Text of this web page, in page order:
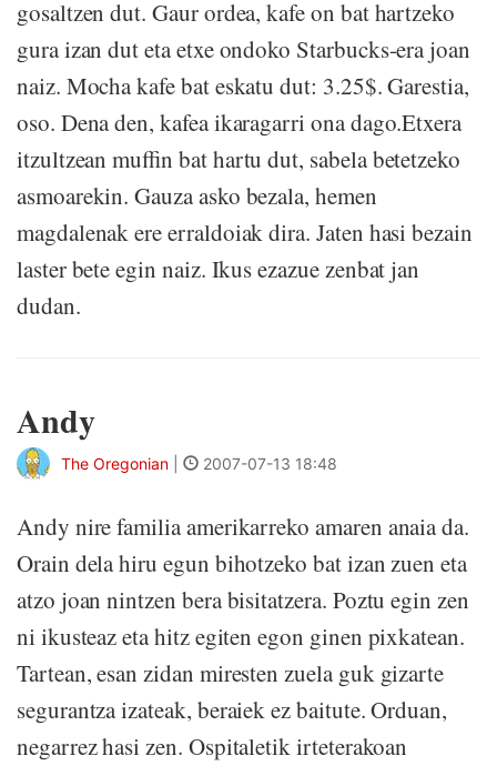
gosaltzen dut. Gaur ordea, kafe on bat hartzeko
gura izan dut eta etxe ondoko Starbucks-era joan
naiz. Mocha kafe bat eskatu dut: 3.25$. Garestia,
oso. Dena den, kafea ikaragarri ona dago.Etxera
itzultzean muffin bat hartu dut, sabela betetzeko
asmoarekin. Gauza asko bezala, hemen
magdalenak ere erraldoiak dira. Jaten hasi bezain
laster bete egin naiz. Ikus ezazue zenbat jan
dudan.
Andy
The Oregonian 2007-07-13 18:48
Andy nire familia amerikarreko amaren anaia da.
Orain dela hiru egun bihotzeko bat izan zuen eta
atzo joan nintzen bera bisitatzera. Poztu egin zen
ni ikusteaz eta hitz egiten egon ginen pixkatean.
Tartean, esan zidan miresten zuela guk gizarte
segurantza izateak, beraiek ez baitute. Orduan,
negarrez hasi zen. Ospitaletik irteterakoan